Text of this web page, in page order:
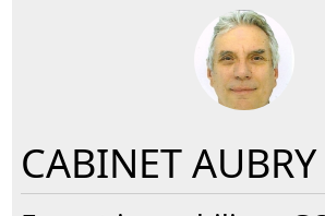
CABINET AUBRY